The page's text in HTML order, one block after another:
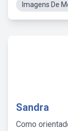
Imagens De
Sandra
Como